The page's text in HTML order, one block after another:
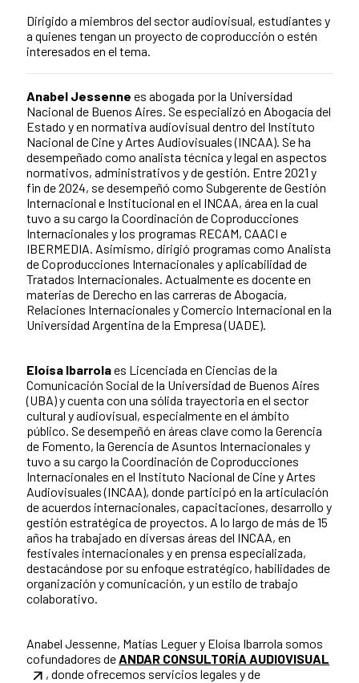
Dirigido a miembros del sector audiovisual, estudiantes y
a quienes tengan un proyecto de coproducción o estén
interesados en el tema.
Anabel Jessenne es abogada por la Universidad
Nacional de Buenos Aires. Se especializó en Abogacía del
Estado y en normativa audiovisual dentro del Instituto
Nacional de Cine y Artes Audiovisuales (INCAA). Se ha
desempeñado como analista técnica y legal en aspectos
normativos, administrativos y de gestión. Entre 2021 y
fin de 2024, se desempeñó como Subgerente de Gestión
Internacional e Institucional en el INCAA, área en la cual
tuvo a su cargo la Coordinación de Coproducciones
Internacionales y los programas RECAM, CAACI e
IBERMEDIA. Asimismo, dirigió programas como Analista
de Coproducciones Internacionales y aplicabilidad de
Tratados Internacionales. Actualmente es docente en
materias de Derecho en las carreras de Abogacía,
Relaciones Internacionales y Comercio Internacional en la
Universidad Argentina de la Empresa (UADE).
Eloísa Ibarrolaes Licenciada en Ciencias de la
Comunicación Social de la Universidad de Buenos Aires
(UBA) y cuenta con una sólida trayectoria en el sector
cultural y audiovisual, especialmente en el ámbito
público. Se desempeñó en áreas clave como la Gerencia
de Fomento, la Gerencia de Asuntos Internacionales y
tuvo a su cargo la Coordinación de Coproducciones
Internacionales en el Instituto Nacional de Cine y Artes
Audiovisuales (INCAA), donde participó en la articulación
de acuerdos internacionales, capacitaciones, desarrollo y
gestión estratégica de proyectos. A lo largo de más de 15
años ha trabajado en diversas áreas del INCAA, en
festivales internacionales y en prensa especializada,
destacándose por su enfoque estratégico, habilidades de
organización y comunicación, y un estilo de trabajo
colaborativo.
Anabel Jessenne, Matías Leguer y Eloísa Ibarrola somos
cofundadores deANDAR CONSULTORÍA AUDIOVISUAL
, donde ofrecemos servicios legales y de